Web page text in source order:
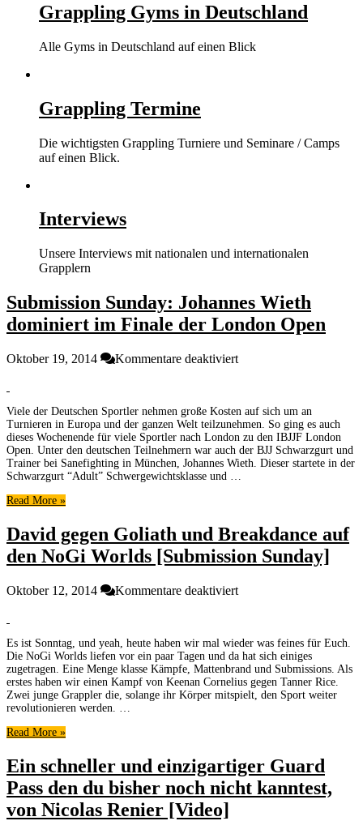
Grappling Gyms in Deutschland
Alle Gyms in Deutschland auf einen Blick
Grappling Termine
Die wichtigsten Grappling Turniere und Seminare / Camps
auf einen Blick.
Interviews
Unsere Interviews mit nationalen und internationalen
Grapplern
Submission Sunday: Johannes Wieth
dominiert im Finale der London Open
Oktober 19, 2014 Kommentare deaktiviertfür
Wieth
dominiert
im
Finale
Viele der Deutschen Sportler nehmen große Kosten auf sich um an
Turnieren in Europa und der ganzen Welt teilzunehmen. So ging es auch
dieses Wochenende für viele Sportler nach London zu den IBJJF London
Open. Unter den deutschen Teilnehmern war auch der BJJ Schwarzgurt und
Trainer bei Sanefighting in München, Johannes Wieth. Dieser startete in der
Schwarzgurt “Adult” Schwergewichtsklasse und …
Read More »
David gegen Goliath und Breakdance auf
den NoGi Worlds [Submission Sunday]
Oktober 12, 2014 Kommentare deaktiviertfür
und
Breakdance
auf
den
Es ist Sonntag, und yeah, heute haben wir mal wieder was feines für Euch.
Die NoGi Worlds liefen vor ein paar Tagen und da hat sich einiges
zugetragen. Eine Menge klasse Kämpfe, Mattenbrand und Submissions. Als
erstes haben wir einen Kampf von Keenan Cornelius gegen Tanner Rice.
Zwei junge Grappler die, solange ihr Körper mitspielt, den Sport weiter
revolutionieren werden. …
Read More »
Ein schneller und einzigartiger Guard
Pass den du bisher noch nicht kanntest,
von Nicolas Renier [Video]